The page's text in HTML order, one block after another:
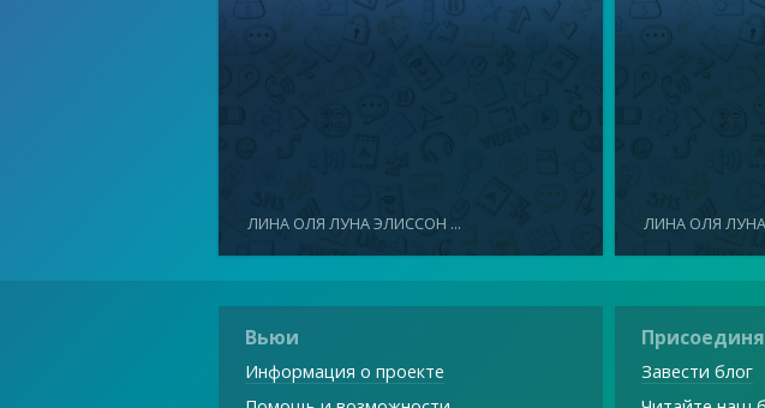
ЛИНА ОЛЯ ЛУНА ЭЛИССОН ... ЛИНА ОЛЯ
Вьюи
Информация о проекте
Завести блог